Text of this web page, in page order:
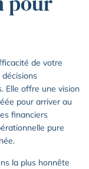
de votre
Elle offre une vision
pour arriver au
financiers
pure
la plus honnête